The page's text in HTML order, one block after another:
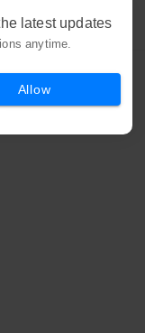
latest updates
anytime.
Allow